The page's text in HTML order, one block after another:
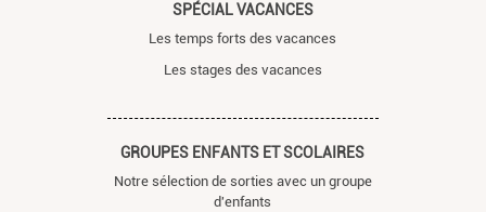
SPÉCIAL VACANCES
Les temps forts des vacances
Les stages des vacances
GROUPES ENFANTS ET SCOLAIRES
Notre sélection de sorties avec un groupe
d'enfants